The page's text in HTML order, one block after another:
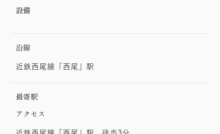
設備
沿線
近鉄西尾線「西尾」駅
最寄駅
アクセス